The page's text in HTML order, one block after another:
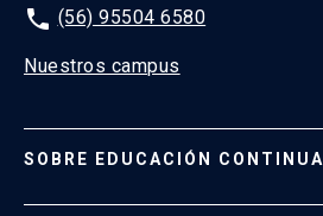
phone (56) 95504 6580
Nuestros campus
SOBRE EDUCACIÓN CONTINUA